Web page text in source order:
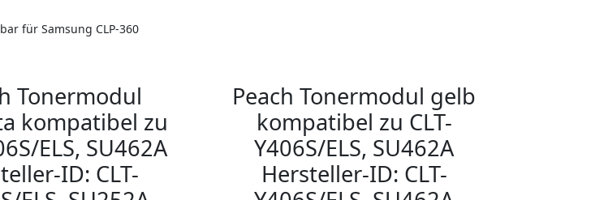
für Samsung CLP-360
Tonermodul
kompatibel zu
ELS, SU462A
ID: CLT-
Peach Tonermodul gelb
kompatibel zu CLT-
Y406S/ELS, SU462A
Hersteller-ID: CLT-